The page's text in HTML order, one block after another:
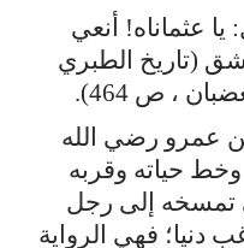
عثماناه! أنعي
(تاريخ الطبري
، ص 464).
عمرو رضي الله
وخط حياته وقربه
تمسخه إلى رجل
فهي الرواية